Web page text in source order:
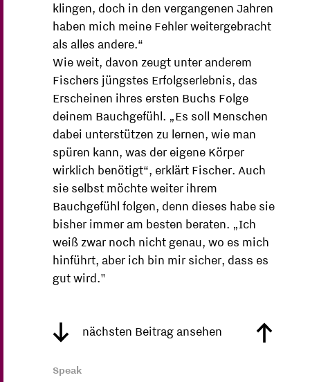
klingen, doch in den vergangenen Jahren
haben mich meine Fehler weitergebracht
als alles andere.“
Wie weit, davon zeugt unter anderem
Fischers jüngstes Erfolgserlebnis, das
Erscheinen ihres ersten Buchs Folge
deinem Bauchgefühl. „Es soll Menschen
dabei unterstützen zu lernen, wie man
spüren kann, was der eigene Körper
wirklich benötigt“, erklärt Fischer. Auch
sie selbst möchte weiter ihrem
Bauchgefühl folgen, denn dieses habe sie
bisher immer am besten beraten. „Ich
weiß zwar noch nicht genau, wo es mich
hinführt, aber ich bin mir sicher, dass es
gut wird."
nächsten Beitrag ansehen
Speak